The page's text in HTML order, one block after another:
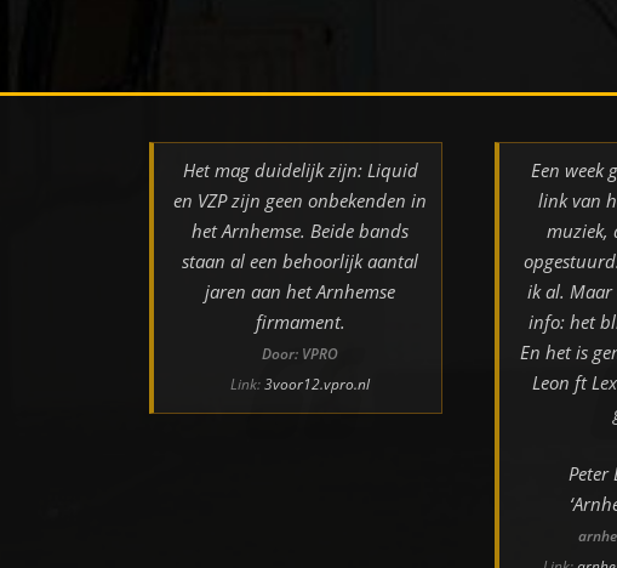
Het mag duidelijk zijn: Liquid
en VZP zijn geen onbekenden in
het Arnhemse. Beide bands
staan al een behoorlijk aantal
jaren aan het Arnhemse
firmament.
Door: VPRO
Link:3voor12.vpro.nl
Een week
link van
muziek,
ik al. Maar
info: het
En het is
Leon ft
Peter